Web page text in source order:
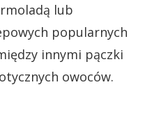
lub
popularnych
innymi pączki
owoców.